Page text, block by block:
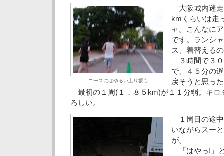
コースにはゆるい上り坂も
大阪城内迷
kmくらいは走
ャ。こんなに
です。ランシ
ス、着替える
３時間で３
で、４５分の
戻そうと思っ
最初の１周(１．８５km)が１１分弱。キロ
ろしい。
１周目の途
いながらスー
が。
「はやっ!」